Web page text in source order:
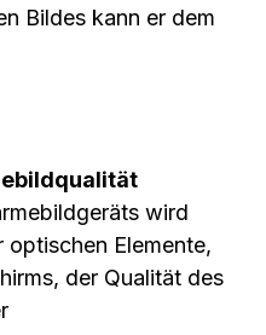
Bildes kann er dem
wird
optischen Elemente,
der Qualität des